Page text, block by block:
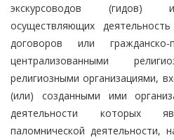
экскурсоводов (гидов) и
осуществляющих
договоров или
централизованными
религиозными организациями,
(или) созданными ими
деятельности которых
паломнической деятельности,